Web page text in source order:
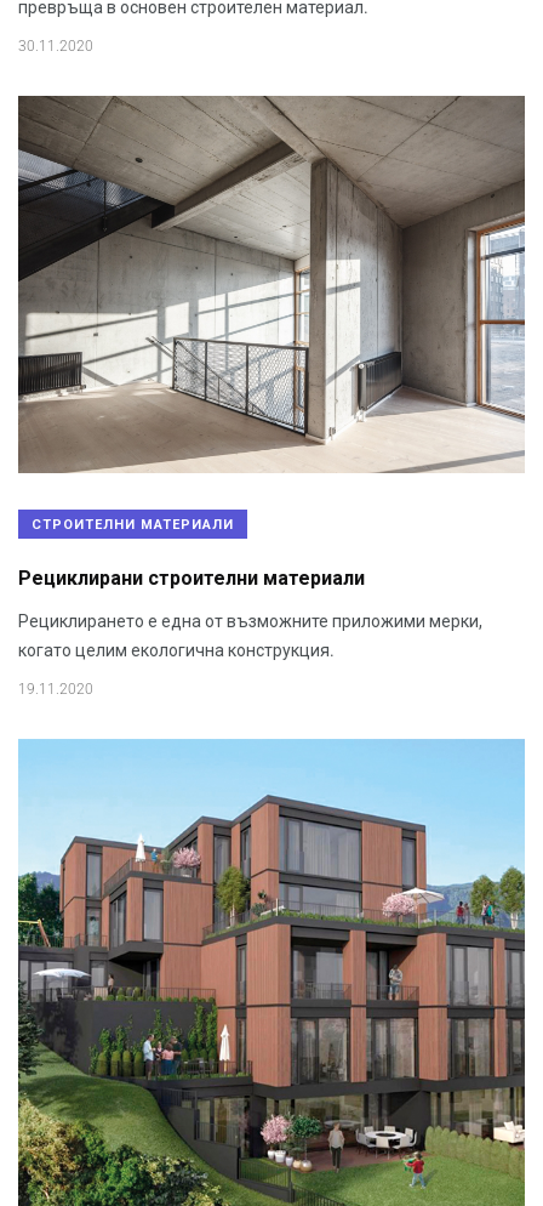
превръща в основен строителен материал.
30.11.2020
СТРОИТЕЛНИ МАТЕРИАЛИ
Рециклирани строителни материали
Рециклирането е една от възможните приложими мерки,
когато целим екологична конструкция.
19.11.2020